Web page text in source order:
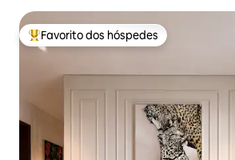
Favoritos dos hóspedes mais apreciados
Favorito dos hóspedes